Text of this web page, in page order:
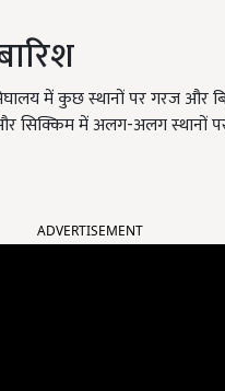
में कुछ स्थानों पर गरज और
सिक्किम में अलग-अलग स्थानों